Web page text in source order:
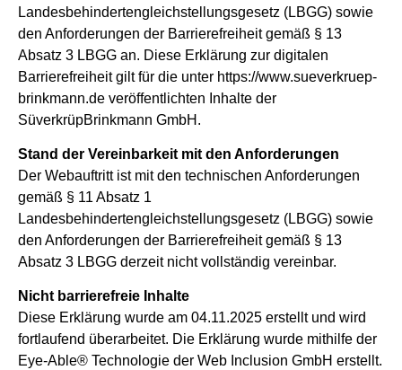
Landesbehindertengleichstellungsgesetz (LBGG) sowie
den Anforderungen der Barrierefreiheit gemäß § 13
Absatz 3 LBGG an. Diese Erklärung zur digitalen
Barrierefreiheit gilt für die unter https://www.sueverkruep-
brinkmann.de veröffentlichten Inhalte der
SüverkrüpBrinkmann GmbH.
Stand der Vereinbarkeit mit den Anforderungen
Der Webauftritt ist mit den technischen Anforderungen
gemäß § 11 Absatz 1
Landesbehindertengleichstellungsgesetz (LBGG) sowie
den Anforderungen der Barrierefreiheit gemäß § 13
Absatz 3 LBGG derzeit nicht vollständig vereinbar.
Nicht barrierefreie Inhalte
Diese Erklärung wurde am 04.11.2025 erstellt und wird
fortlaufend überarbeitet. Die Erklärung wurde mithilfe der
Eye-Able® Technologie der Web Inclusion GmbH erstellt.